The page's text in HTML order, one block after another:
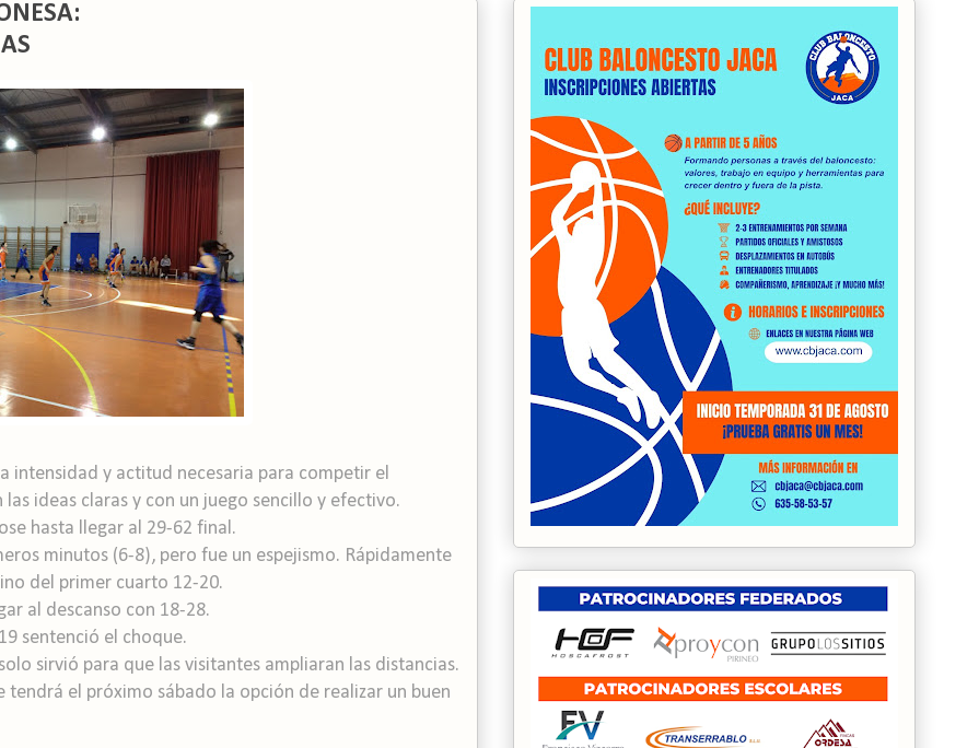
intensidad y actitud necesaria para competir el
ideas claras y con un juego sencillo y efectivo.
hasta llegar al 29-62 final.
minutos (6-8), pero fue un espejismo. Rápidamente
del primer cuarto 12-20.
al descanso con 18-28.
sentenció el choque.
sirvió para que las visitantes ampliaran las distancias.
el próximo sábado la opción de realizar un buen